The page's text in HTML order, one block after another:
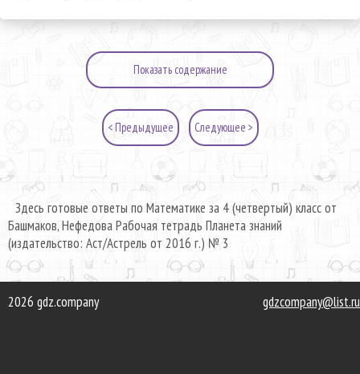
Показать содержание
< Предыдущее Следующее >
Здесь готовые ответы по Математике за 4 (четвертый) класс от
Башмаков, Нефедова Рабочая тетрадь Планета знаний
(издательство: Аст/Астрель от 2016 г.) № 3
2026 gdz.company gdzcompany@list.ru